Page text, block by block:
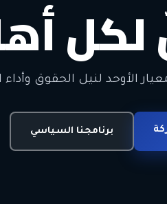
الأوحد لنيل الحقوق وأداء
برنامجنا السياسي
أجل
السلام • الديمقراطية
اتصل بنا